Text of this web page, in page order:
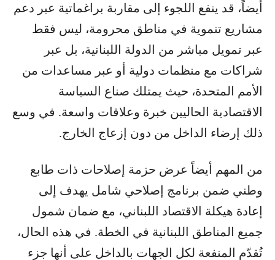
أيضاً، قد ينفع اللجوء إلى مقاربة براغماتية عبر دعم
مشاريع تنموية في مناطق محرومة، ليس فقط
عبر تمويل مباشر من الدولة اللبنانية، بل عبر
شراكات مع منظمات دولية أو عبر مساعدات من
الأمم المتحدة، حيث يمتلك صناع السياسة
الاقتصادية الحاليين خبرة وعلاقات واسعة. في وسع
ذلك إرضاء الداخل من دون إزعاج الخارج.
من المهم أيضاً عرض حزمة إصلاحات ذات طابع
وطني ضمن برنامج إصلاحي شامل يهدف إلى
إعادة هيكلة الاقتصاد اللبناني، مع ضمان شمول
جميع المناطق اللبنانية في الخطة. في هذه الحال،
تُقدّم المنفعة لكل الجهات بالداخل على أنها جزء